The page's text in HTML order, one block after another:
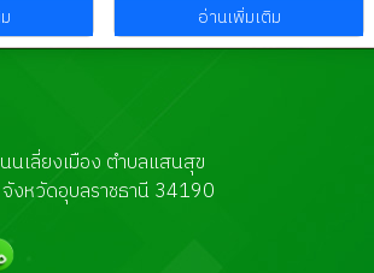
อ่านเพิ่มเติม
นเลี่ยงเมือง ตำบลแสนสุข
จังหวัดอุบลราชธานี 34190